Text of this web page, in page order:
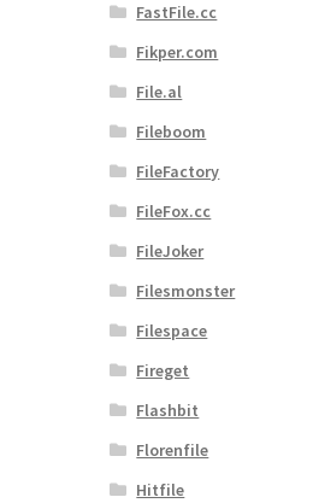
FastFile.cc
Fikper.com
File.al
Fileboom
FileFactory
FileFox.cc
FileJoker
Filesmonster
Filespace
Fireget
Flashbit
Florenfile
Hitfile